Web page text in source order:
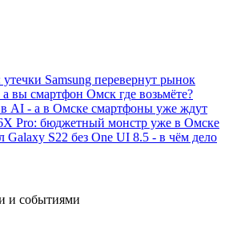
Samsung перевернут рынок
вы смартфон Омск где возьмёте?
AI - а в Омске смартфоны уже ждут
Pro: бюджетный монстр уже в Омске
Galaxy S22 без One UI 8.5 - в чём дело
и событиями